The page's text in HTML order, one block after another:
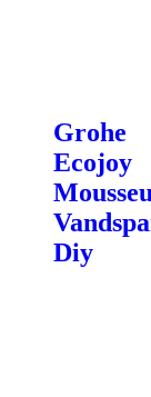
Grohe
Ecojoy
Diy